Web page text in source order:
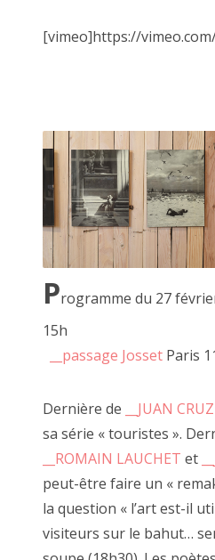
2022 mai
2022 février
2022 janvier
2021 décembre
2021 novembre
2021 octobre
2021 juin
2021 mai
2021 mars
[vimeo]https://
Programme du 27
15h
__passage Josset Paris
Dernière de __JUAN CRUZ
sa série « touristes ».
__ROMAIN LAUCHET et
peut-être faire un «
la question « l’art est-il
visiteurs sur le bahut…
A travers son art, JF cite
est ce qui rend la vie plus
deux fois), il dépeint une
surconsommation et espoir.
Passioné par le bois et les
partie de son travail sur la